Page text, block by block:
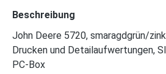
Beschreibung
John Deere 5720, smaragdgrün/
Drucken und Detailaufwertungen,
PC-Box